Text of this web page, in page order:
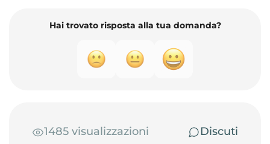
Hai trovato risposta alla tua domanda?
1485 visualizzazioni
Discuti